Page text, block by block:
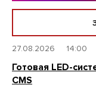
27.08.2026 14:00
Готовая LED-
CMS